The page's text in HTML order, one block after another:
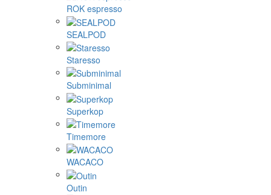
ROK espresso
SEALPOD
Staresso
Subminimal
Superkop
Timemore
WACACO
Outin